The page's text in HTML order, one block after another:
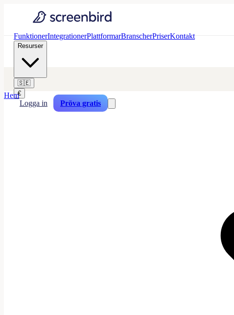
FunktionerIntegrationerPlattformarBranscherPriserKontakt
Resurser
🇸🇪
€
Logga in Pröva gratis
Hem